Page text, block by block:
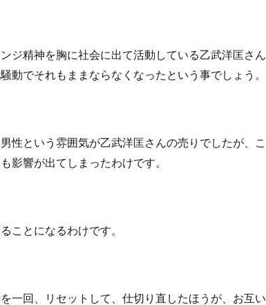
ジ精神を胸に社会に出て活動している乙武洋匡さん
動でそれもままならなくなったという事でしょう。
性という雰囲気が乙武洋匡さんの売りでしたが、こ
影響が出てしまったわけです。
ことになるわけです。
一回、リセットして、仕切り直したほうが、お互い